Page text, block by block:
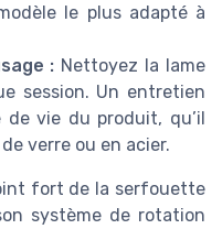
le plus adapté à
: Nettoyez la lame
session. Un entretien
vie du produit, qu’il
verre ou en acier.
fort de la serfouette
système de rotation